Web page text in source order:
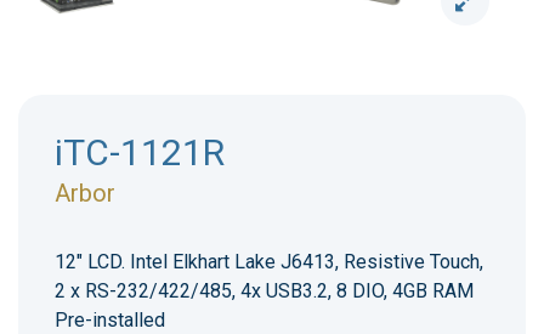
iTC-1121R
Arbor
12" LCD. Intel Elkhart Lake J6413, Resistive Touch,
2 x RS-232/422/485, 4x USB3.2, 8 DIO, 4GB RAM
Pre-installed